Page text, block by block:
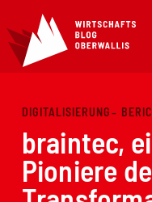
DIGITALISIERUNG
braintec,
Pioniere